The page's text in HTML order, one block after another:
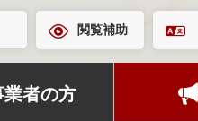
閲覧補助
業者の方